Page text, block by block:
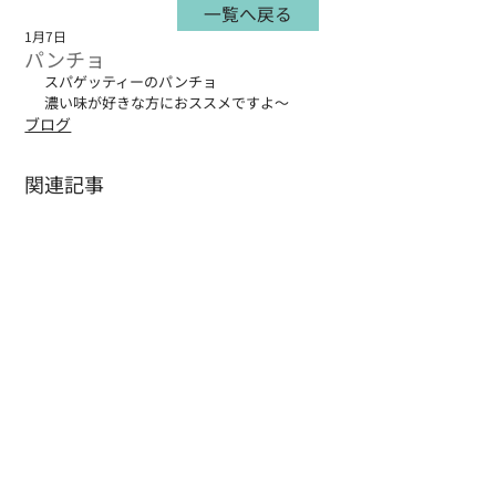
パンチョ
1月7日
スパゲッティーのパンチョ
濃い味が好きな方におススメですよ～
ブログ
関連記事
一覧へ戻る